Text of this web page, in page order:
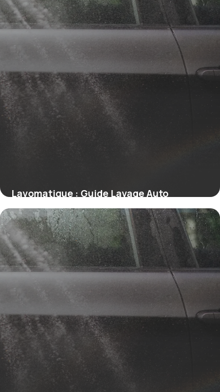
Lavomatique : Guide Lavage Auto
Automatique 2026
9 juillet 2026